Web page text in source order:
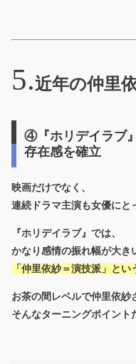
近年の仲里
④『ホリデイラブ
存在感を確立
映画だけでなく、
連続ドラマ主演も女優にと
『ホリデイラブ』では、
かなり感情の振れ幅が大き
「仲里依紗＝演技派」とい
お茶の間レベルで仲里依紗
そんなターニングポイント